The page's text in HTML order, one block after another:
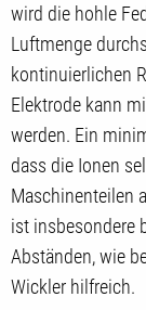
wird die hohle
Luftmenge
kontinuierlichen
Elektrode kann
werden. Ein
dass die Ionen
Maschinenteilen
ist insbesondere
Abständen, wie
Wickler hilfreich.